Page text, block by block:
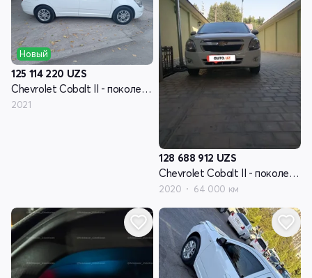
Новый
125 114 220 UZS
Chevrolet Cobalt II - поколение рестайлинг
2021
128 688 912 UZS
Chevrolet Cobalt II - поколение рестайлинг
2020 64 000 км